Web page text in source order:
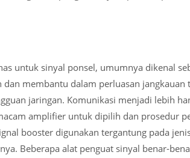
untuk sinyal ponsel, umumnya dikenal
dan membantu dalam perluasan
jaringan. Komunikasi menjadi lebih
amplifier untuk dipilih dan prosedur
booster digunakan tergantung pada
Beberapa alat penguat sinyal benar-